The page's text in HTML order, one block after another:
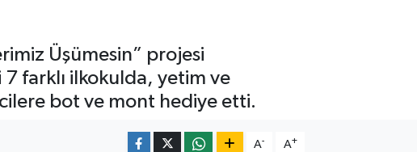
Üşümesin” projesi
farklı ilkokulda, yetim ve
bot ve mont hediye etti.
A- A+